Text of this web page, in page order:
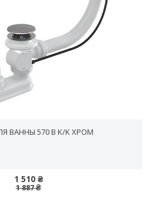
ВАННЫ 570 B K/K ХРОМ
1 510 ₴
1 887 ₴